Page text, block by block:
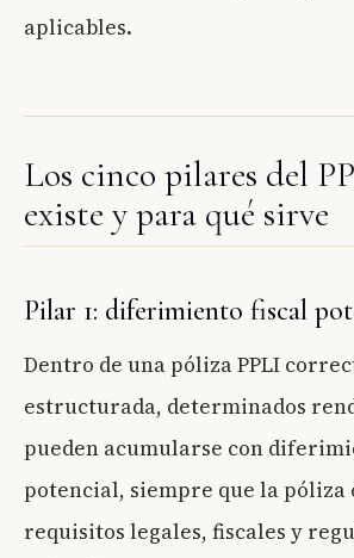
aplicables.
Los cinco pilares del
existe y para qué sirve
Pilar 1: diferimiento fiscal
Dentro de una póliza PPLI
estructurada, determinados
pueden acumularse con
potencial, siempre que la póliza
requisitos legales, fiscales y